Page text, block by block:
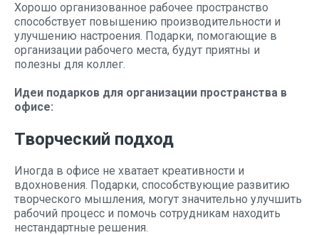
Хорошо организованное рабочее пространство
способствует повышению производительности и
улучшению настроения. Подарки, помогающие в
организации рабочего места, будут приятны и
полезны для коллег.
Идеи подарков для организации пространства в
офисе:
Творческий подход
Иногда в офисе не хватает креативности и
вдохновения. Подарки, способствующие развитию
творческого мышления, могут значительно улучшить
рабочий процесс и помочь сотрудникам находить
нестандартные решения.